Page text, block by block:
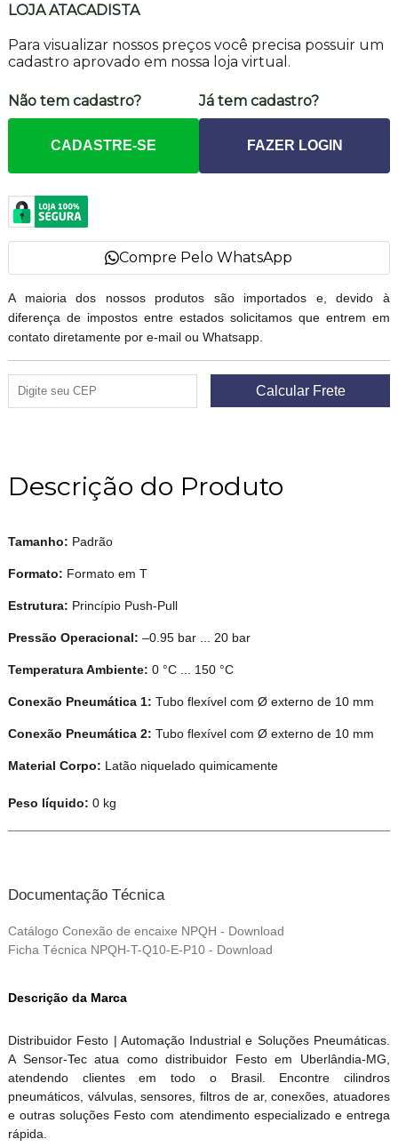
LOJA ATACADISTA
Para visualizar nossos preços você precisa possuir um
cadastro aprovado em nossa loja virtual.
Não tem cadastro?
CADASTRE-SE
Já tem cadastro?
FAZER LOGIN
Compre Pelo WhatsApp
A maioria dos nossos produtos são importados e, devido à
diferença de impostos entre estados solicitamos que entrem em
contato diretamente por e-mail ou Whatsapp.
Descrição do Produto
Tamanho: Padrão
Formato: Formato em T
Estrutura: Princípio Push-Pull
Pressão Operacional: –0.95 bar ... 20 bar
Temperatura Ambiente: 0 °C ... 150 °C
Conexão Pneumática 1: Tubo flexível com Ø externo de 10 mm
Conexão Pneumática 2: Tubo flexível com Ø externo de 10 mm
Material Corpo: Latão niquelado quimicamente
Peso líquido: 0 kg
Documentação Técnica
Catálogo Conexão de encaixe NPQH - Download
Ficha Técnica NPQH-T-Q10-E-P10 - Download
Descrição da Marca
Distribuidor Festo | Automação Industrial e Soluções Pneumáticas.
A Sensor-Tec atua como distribuidor Festo em Uberlândia-MG,
atendendo clientes em todo o Brasil. Encontre cilindros
pneumáticos, válvulas, sensores, filtros de ar, conexões, atuadores
e outras soluções Festo com atendimento especializado e entrega
rápida.